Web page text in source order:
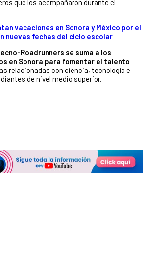
que los acompañaron durante el
vacaciones en Sonora y México por el
nuevas fechas del ciclo escolar
Roadrunners se suma a los
en Sonora para fomentar el talento
relacionadas con ciencia, tecnología e
de nivel medio superior.